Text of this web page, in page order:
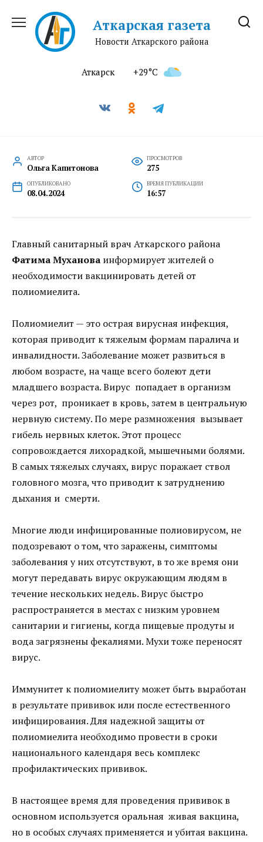
содержанию
Аткарская газета
Новости Аткарского района
Аткарск +29°C
АВТОР
Ольга Капитонова
ПРОСМОТРОВ
275
ОПУБЛИКОВАНО
08.04.2024
ВРЕМЯ ПУБЛИКАЦИИ
16:57
Главный санитарный врач Аткарского района
Фатима Муханова информирует жителей о
необходимости вакцинировать детей от
полиомиелита.
Полиомиелит — это острая вирусная инфекция,
которая приводит к тяжелым формам паралича и
инвалидности. Заболевание может развиться в
любом возрасте, на чаще всего болеют дети
младшего возраста. Вирус попадает в организм
через рот, проникает в кровь, затем в центральную
нервную систему. По мере размножения вызывает
гибель нервных клеток. Этот процесс
сопровождается лихорадкой, мышечными болями.
В самых тяжелых случаях, вирус поражает ствол
головного мозга, что приводит к затруднению
дыхания и смерти.
Многие люди инфицированные полиовирусом, не
подозревают о том, что заражены, симптомы
заболевания у них отсутствуют, в то же время они
могут передавать вирус окружающим людям в
течение нескольких недель. Вирус быстро
распространяется в местах с низким уровнем
санитарии и гигиены, когда пищевые продуты и
вода загрязнены фекалиями. Мухи тоже переносят
вирус.
Иммунитет к полиомиелиту может быть выработан
в результате прививок или после естественного
инфицирования. Для надежной защиты от
полиомиелита необходимо провести в сроки
национального календаря весь комплекс
профилактических прививок.
В настоящее время для проведения прививок в
основном используется оральная живая вакцина,
но в особых случаях применяется и убитая вакцина.